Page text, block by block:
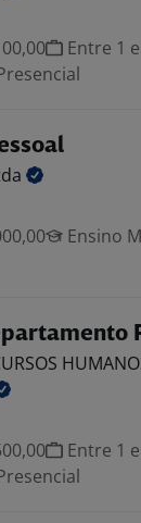
Entre 1
Ensino
Entre 1